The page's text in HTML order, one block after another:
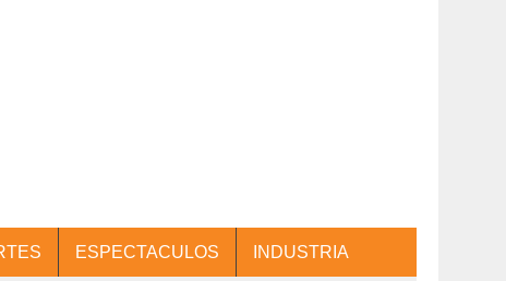
ESPECTACULOS INDUSTRIA